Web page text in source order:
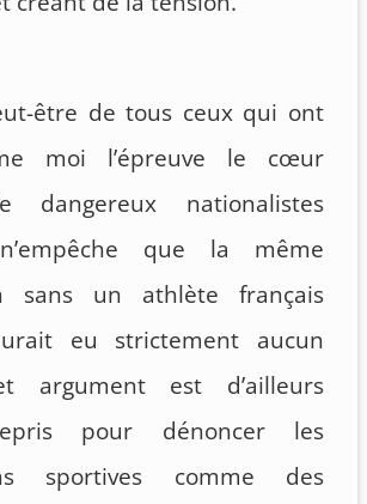
être de tous ceux qui ont
moi l’épreuve le cœur
dangereux nationalistes
que la même
sans un athlète français
eu strictement aucun
argument est d’ailleurs
pour dénoncer les
sportives comme des